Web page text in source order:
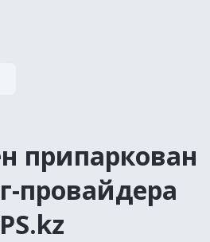
припаркован
провайдера
PS.kz